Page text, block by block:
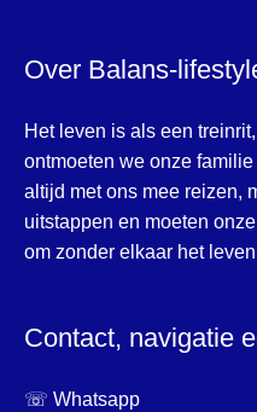
Over Balans-
Het leven is als een
ontmoeten we onze
altijd met ons mee reizen,
uitstappen en moeten
om zonder elkaar het
Contact, navigatie
☏ Whatsapp